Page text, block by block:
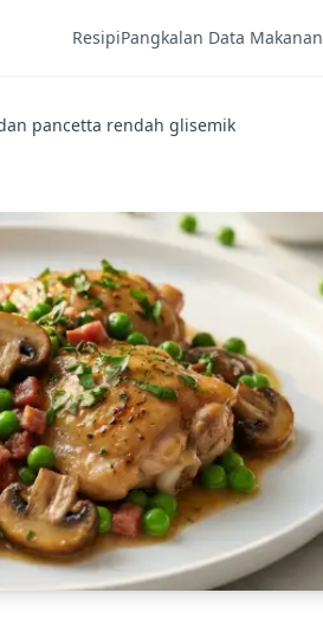
ResipiPangkalan Data Makanan
pancetta rendah glisemik